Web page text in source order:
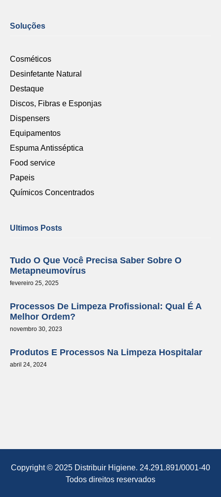
Soluções
Cosméticos
Desinfetante Natural
Destaque
Discos, Fibras e Esponjas
Dispensers
Equipamentos
Espuma Antisséptica
Food service
Papeis
Químicos Concentrados
Ultimos Posts
Tudo O Que Você Precisa Saber Sobre O
Metapneumovírus
fevereiro 25, 2025
Processos De Limpeza Profissional: Qual É A
Melhor Ordem?
novembro 30, 2023
Produtos E Processos Na Limpeza Hospitalar
abril 24, 2024
Copyright © 2025 Distribuir Higiene. 24.291.891/0001-40
Todos direitos reservados